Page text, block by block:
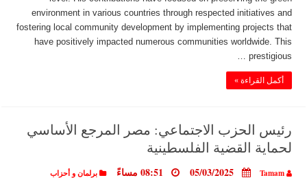
environment in various countries through respected initiatives and
fostering local community development by implementing projects that
have positively impacted numerous communities worldwide. This
prestigious …
أكمل القراءة »
رئيس الحزب الاجتماعي: مصر المرجع الأساسي
لحماية القضية الفلسطينية
Tamam
05/03/2025 برلمان و أحزاب